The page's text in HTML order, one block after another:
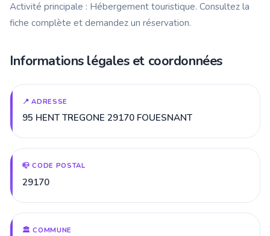
Activité principale : Hébergement touristique. Consultez la
fiche complète et demandez un réservation.
Informations légales et coordonnées
📍 ADRESSE
95 HENT TREGONE 29170 FOUESNANT
📪 CODE POSTAL
29170
🏛️ COMMUNE